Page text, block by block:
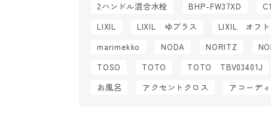
2ハンドル混合水栓 BHP-FW37XD
LIXIL
LIXIL ゆプラス LIXIL オフト
marimekko
NODA NORITZ
TOSO
TOTO TOTO TBV03401J
お風呂
アクセントクロス アコーデ